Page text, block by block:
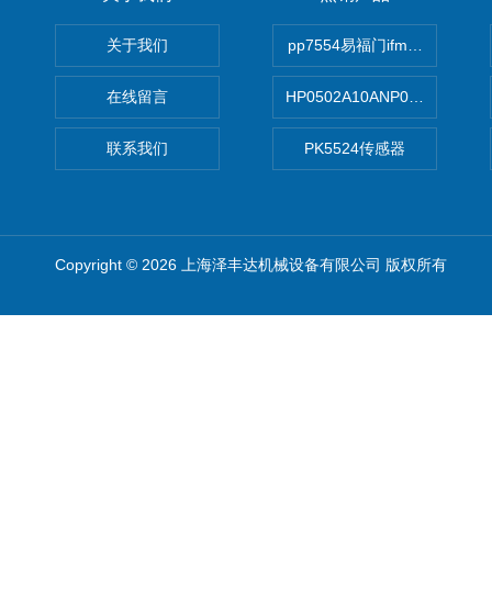
关于我们
在线留言
联系我们
pp7554易福门ifm传感器
HP0502A10ANP01滤芯 Mp
PK5524传感器
Copyright © 2026 上海泽丰达机械设备有限公司 版权所有